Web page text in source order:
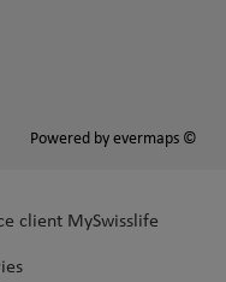
Powered by evermaps ©
client MySwisslife